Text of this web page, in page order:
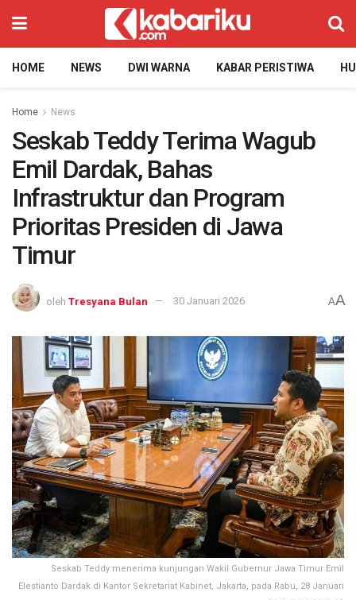
HOME NEWS DWI WARNA KABAR PERISTIWA
Home News
Seskab Teddy Terima Wagub
Emil Dardak, Bahas
Infrastruktur dan Program
Prioritas Presiden di Jawa
Timur
oleh Tresyana Bulan 30 Januari 2026 AA
Seskab Teddy menerima kunjungan Wakil Gubernur Jawa Timur Emil
Elestianto Dardak di Kantor Sekretariat Kabinet, Jakarta, pada Rabu, 28 Januari